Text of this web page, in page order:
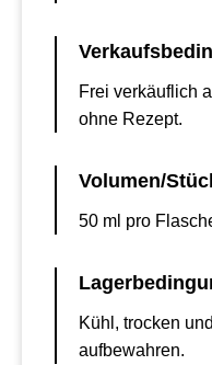
Frei verkäuflich
ohne Rezept.
Volumen/
50 ml pro
Kühl, trocken
aufbewahren.